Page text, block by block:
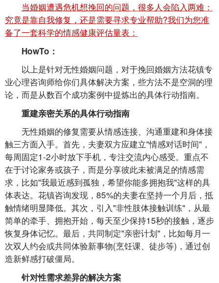
当婚姻遭遇危机想挽回的问题，很多人会陷入两难：
究竟是靠自我修复，还是需要寻求专业帮助?我们为您准
备了一套科学的情感健康评估量表：
HowTo：
以上是针对无性婚姻问题，对于挽回婚姻方法花镇专
业心理咨询师给你们具体解决方案，些方法不是空洞的理
论，而是从数百个成功案例中提炼出的具体行动指南。
重建亲密关系的具体行动指南
无性婚姻的修复需要从情感连接、沟通重建和身体接
触三方面入手。首先，夫妻双方应建立"情感对话时间"，
每周固定1-2小时放下手机，专注交流内心感受。重点不
在于讨论家务或孩子，而是分享彼此未被满足的情感需
求，比如"我最近感到孤独，希望你能多拥抱我"这样的具
体表达。花镇咨询发现，85%的夫妻在坚持一个月后，抵
触情绪明显降低。其次，引入"非性肢体接触训练"，从最
简单的牵手、拥抱开始，每天至少保持15秒的接触，逐步
恢复身体记忆。最后，共同制定"亲密计划"，比如每月一
次双人约会或共同体验新事物(烹饪课、徒步等)，通过创
造新鲜感打破僵局。
针对性需求差异的解决方案